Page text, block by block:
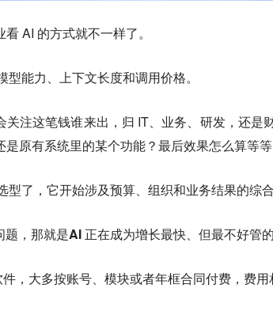
AI 的方式就不一样了。
能力、上下文长度和调用价格。
关注这笔钱谁来出，归 IT、业务、研发，还是
原有系统里的某个功能？最后效果怎么算等等
了，它开始涉及预算、组织和业务结果的综合
题，那就是AI 正在成为增长最快、但最不好管的
，大多按账号、模块或者年框合同付费，费用